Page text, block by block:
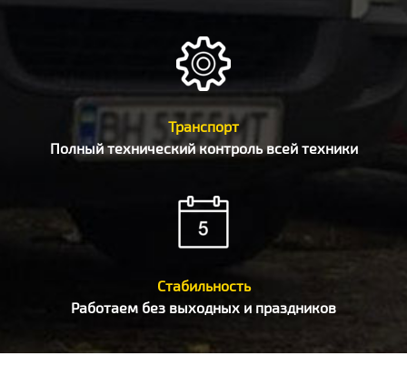
Транспорт
Полный технический контроль всей техники
Стабильность
Работаем без выходных и праздников